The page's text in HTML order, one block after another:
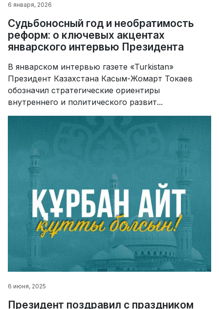
6 января, 2026
Судьбоносный год и необратимость
реформ: о ключевых акцентах
январского интервью Президента
В январском интервью газете «Turkistan»
Президент Казахстана Касым-Жомарт Токаев
обозначил стратегические ориентиры
внутреннего и политического развит...
6 июня, 2025
Президент поздравил с праздником